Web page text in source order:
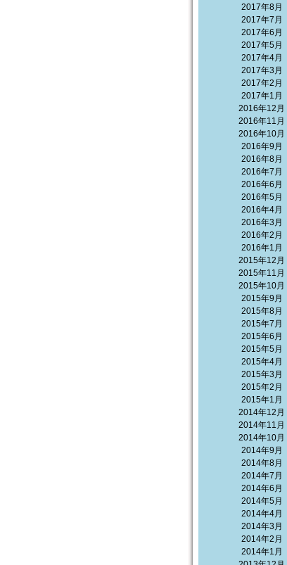
2017年8月
2017年7月
2017年6月
2017年5月
2017年4月
2017年3月
2017年2月
2017年1月
2016年12月
2016年11月
2016年10月
2016年9月
2016年8月
2016年7月
2016年6月
2016年5月
2016年4月
2016年3月
2016年2月
2016年1月
2015年12月
2015年11月
2015年10月
2015年9月
2015年8月
2015年7月
2015年6月
2015年5月
2015年4月
2015年3月
2015年2月
2015年1月
2014年12月
2014年11月
2014年10月
2014年9月
2014年8月
2014年7月
2014年6月
2014年5月
2014年4月
2014年3月
2014年2月
2014年1月